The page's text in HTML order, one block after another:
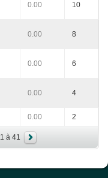
0.00 10
0.00 8
0.00 6
0.00 4
0.00 2
1 à 41